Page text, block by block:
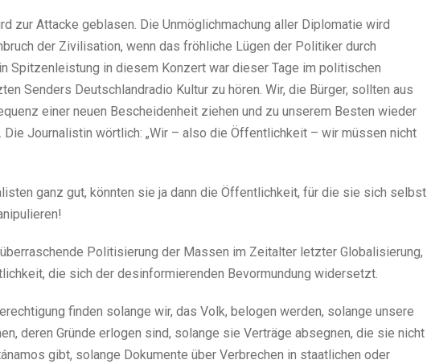
zur Attacke geblasen. Die Unmöglichmachung aller Diplomatie wird
der Zivilisation, wenn das fröhliche Lügen der Politiker durch
Spitzenleistung in diesem Konzert war dieser Tage im politischen
Senders Deutschlandradio Kultur zu hören. Wir, die Bürger, sollten aus
einer neuen Bescheidenheit ziehen und zu unserem Besten wieder
Journalistin wörtlich: „Wir – also die Öffentlichkeit – wir müssen nicht
ganz gut, könnten sie ja dann die Öffentlichkeit, für die sie sich selbst
Politisierung der Massen im Zeitalter letzter Globalisierung,
die sich der desinformierenden Bevormundung widersetzt.
finden solange wir, das Volk, belogen werden, solange unsere
deren Gründe erlogen sind, solange sie Verträge absegnen, die sie nicht
gibt, solange Dokumente über Verbrechen in staatlichen oder